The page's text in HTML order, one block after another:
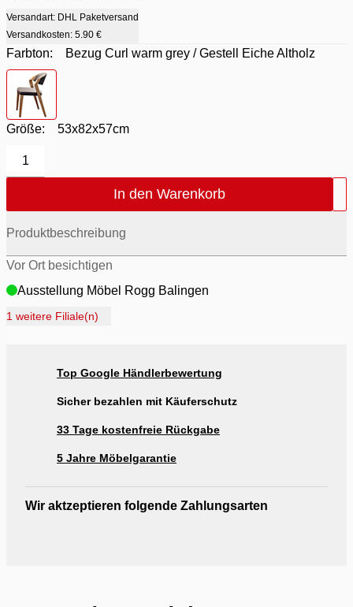
Versandart: DHL Paketversand
Versandkosten: 5.90 €
Farbton:
Bezug Curl warm grey / Gestell Eiche Altholz
Farbton
Größe: 53x82x57cm
1
In den Warenkorb
Produktbeschreibung
Vor Ort besichtigen
Ausstellung Möbel Rogg Balingen
Ausstellung Rogg Discount Balingen
Ausstellung Möbel Rogg Reutlingen
1 weitere Filiale(n)
Top Google Händlerbewertung
Sicher bezahlen mit Käuferschutz
33 Tage kostenfreie Rückgabe
5 Jahre Möbelgarantie
Wir aktzeptieren folgende Zahlungsarten